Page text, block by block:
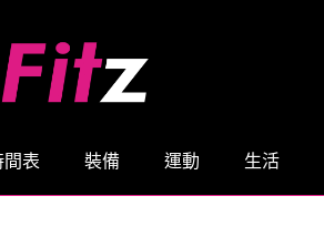
間表 裝備 運動 生活